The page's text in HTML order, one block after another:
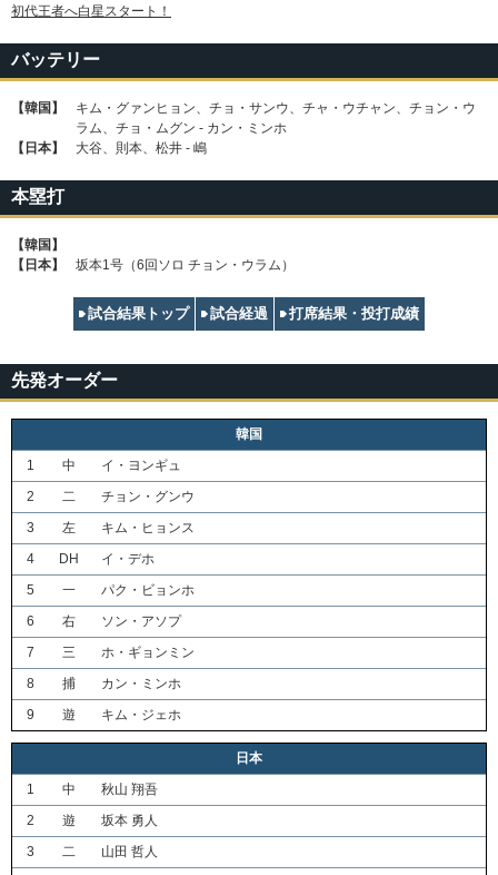
初代王者へ白星スタート！
バッテリー
【韓国】
キム・グァンヒョン、チョ・サンウ、チャ・ウチャン、チョン・ウ
ラム、チョ・ムグン - カン・ミンホ
【日本】
大谷、則本、松井 - 嶋
本塁打
【韓国】
【日本】
坂本1号（6回ソロ チョン・ウラム）
試合結果トップ 試合経過 打席結果・投打成績
先発オーダー
韓国
1
中
イ・ヨンギュ
2
二
チョン・グンウ
3
左
キム・ヒョンス
4
DH
イ・デホ
5
一
パク・ビョンホ
6
右
ソン・アソプ
7
三
ホ・ギョンミン
8
捕
カン・ミンホ
9
遊 キム・ジェホ
日本
1
中
秋山 翔吾
2
遊
坂本 勇人
3
二
山田 哲人